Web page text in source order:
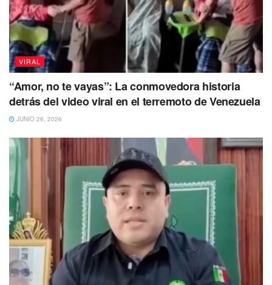
a actuar en contra de la integridad de un menor.
VIRAL
“Amor, no te vayas”: La conmovedora historia
detrás del video viral en el terremoto de Venezuela
JUNIO 26, 2026